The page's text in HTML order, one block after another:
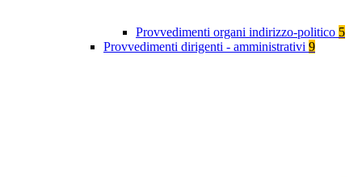
Provvedimenti organi indirizzo-politico 5
Provvedimenti dirigenti - amministrativi 9